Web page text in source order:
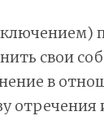
свои
в
отречения